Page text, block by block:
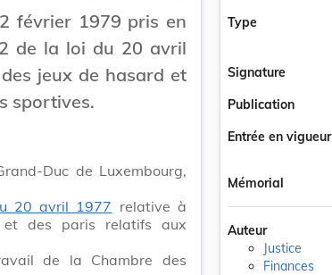
février 1979 pris en
de la loi du 20 avril
jeux de hasard et
sportives.
Duc de Luxembourg,
20 avril 1977 relative à
et des paris relatifs aux
de la Chambre des
Type
Signature
Publication
Entrée en vigueur
Mémorial
Auteur
Justice
Finances